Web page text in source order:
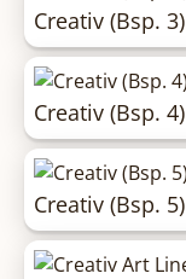
Creativ (Bsp. 3)
Creativ (Bsp. 4)
Creativ (Bsp. 5)